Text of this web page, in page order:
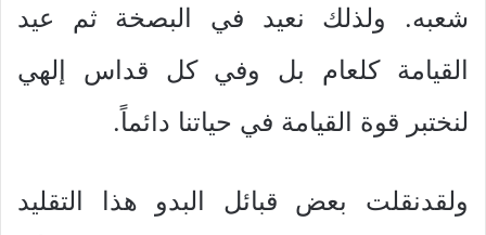
شعبه. ولذلك نعيد في البصخة ثم عيد
القيامة كلعام بل وفي كل قداس إلهي
لنختبر قوة القيامة في حياتنا دائماً.
ولقدنقلت بعض قبائل البدو هذا التقليد